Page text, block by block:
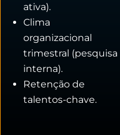
ativa).
Clima
organizacional
trimestral (pesquisa
interna).
Retenção de
talentos-chave.